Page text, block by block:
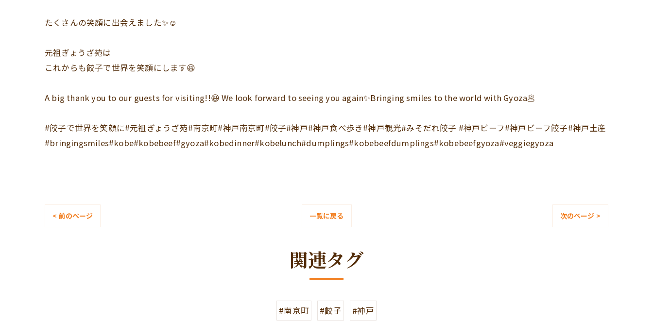
たくさんの笑顔に出会えました✨☺️
元祖ぎょうざ苑は
これからも餃子で世界を笑顔にします😆
A big thank you to our guests for visiting!!😆 We look forward to seeing you again✨Bringing smiles to the world with Gyoza🥟
#餃子で世界を笑顔に#元祖ぎょうざ苑#南京町#神戸南京町#餃子#神戸#神戸食べ歩き#神戸観光#みそだれ餃子 #神戸ビーフ#神戸ビーフ餃子#神戸土産
#bringingsmiles#kobe#kobebeef#gyoza#kobedinner#kobelunch#dumplings#kobebeefdumplings#kobebeefgyoza#veggiegyoza
< 前のページ 一覧に戻る 次のページ >
関連タグ
#南京町 #餃子 #神戸